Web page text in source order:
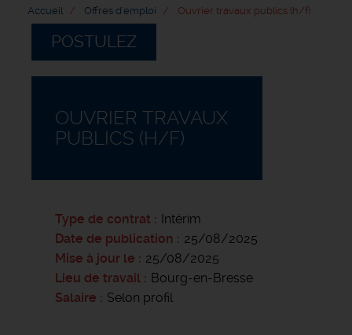
Accueil Offres d'emploi Ouvrier travaux publics (h/f)
POSTULEZ
OUVRIER TRAVAUX
PUBLICS (H/F)
Type de contrat
Intérim
Date de publication
25/08/2025
Mise à jour le
25/08/2025
Lieu de travail
Bourg-en-Bresse
Salaire
Selon profil